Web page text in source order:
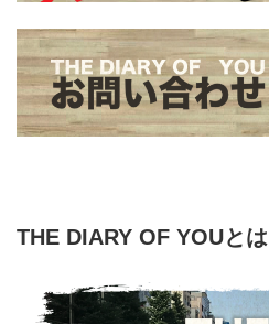
THE DIARY OF YOUとは